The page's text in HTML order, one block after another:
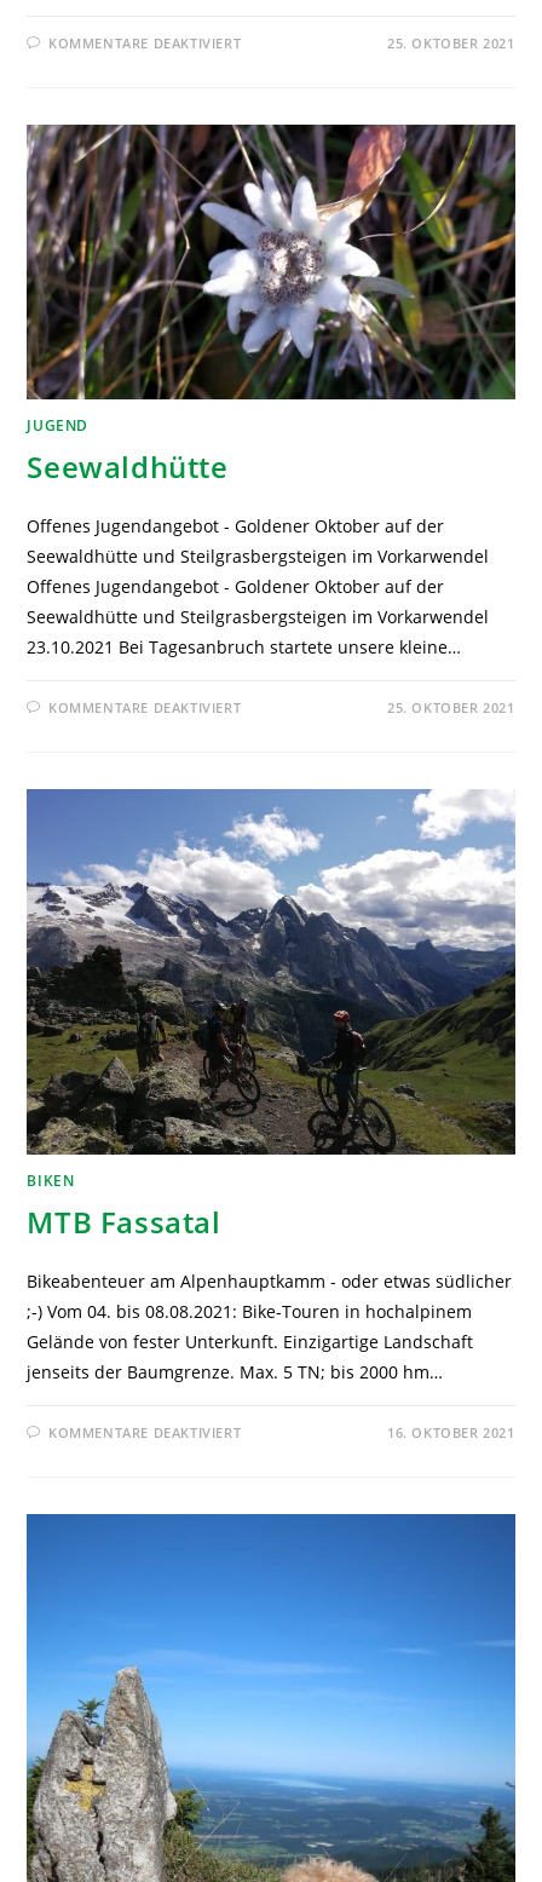
KOMMENTARE DEAKTIVIERT 25. OKTOBER 2021
JUGEND
Seewaldhütte
Offenes Jugendangebot - Goldener Oktober auf der
Seewaldhütte und Steilgrasbergsteigen im Vorkarwendel
Offenes Jugendangebot - Goldener Oktober auf der
Seewaldhütte und Steilgrasbergsteigen im Vorkarwendel
23.10.2021 Bei Tagesanbruch startete unsere kleine…
KOMMENTARE DEAKTIVIERT 25. OKTOBER 2021
BIKEN
MTB Fassatal
Bikeabenteuer am Alpenhauptkamm - oder etwas südlicher
;-) Vom 04. bis 08.08.2021: Bike-Touren in hochalpinem
Gelände von fester Unterkunft. Einzigartige Landschaft
jenseits der Baumgrenze. Max. 5 TN; bis 2000 hm…
KOMMENTARE DEAKTIVIERT 16. OKTOBER 2021